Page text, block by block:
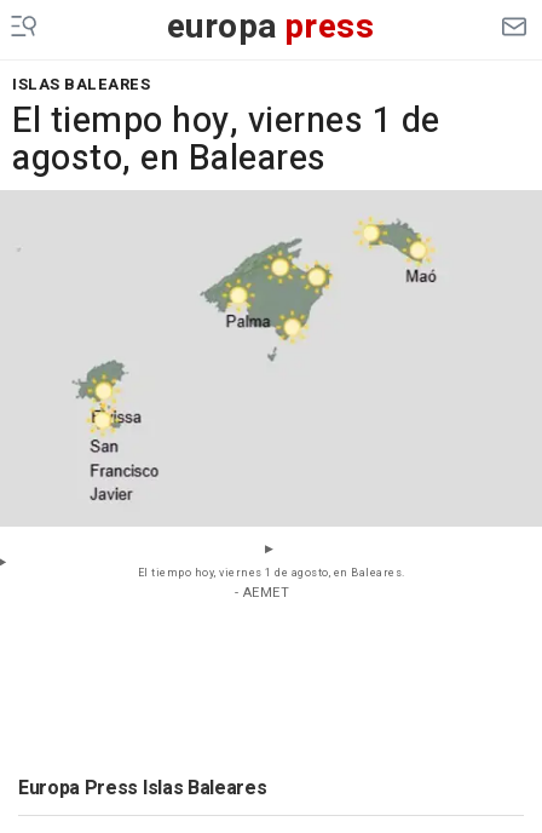
europa press
ISLAS BALEARES
El tiempo hoy, viernes 1 de
agosto, en Baleares
El tiempo hoy, viernes 1 de agosto, en Baleares.
- AEMET
Europa Press Islas Baleares